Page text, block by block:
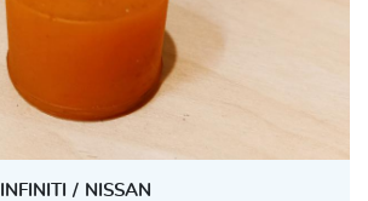
INFINITI NISSAN